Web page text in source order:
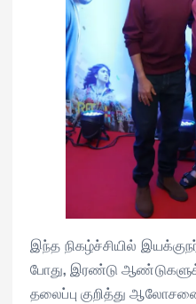
இந்த நிகழ்ச்சியில்
போது, இரண்டு
தலைப்பு குறித்து